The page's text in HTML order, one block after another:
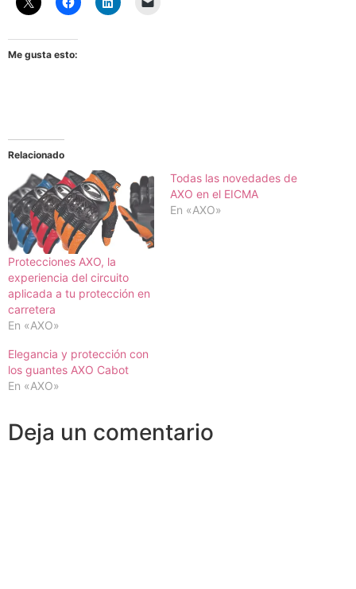
Me gusta esto:
Relacionado
Protecciones AXO, la
experiencia del circuito
aplicada a tu protección en
carretera
En «AXO»
Todas las novedades de
AXO en el EICMA
En «AXO»
Elegancia y protección con
los guantes AXO Cabot
En «AXO»
Deja un comentario